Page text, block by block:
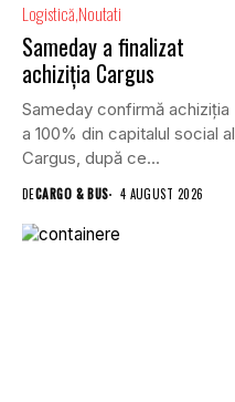
Logistică Noutati
Sameday a finalizat
achiziția Cargus
Sameday confirmă achiziția
a 100% din capitalul social al
Cargus, după ce...
DECARGO & BUS 4 AUGUST 2026